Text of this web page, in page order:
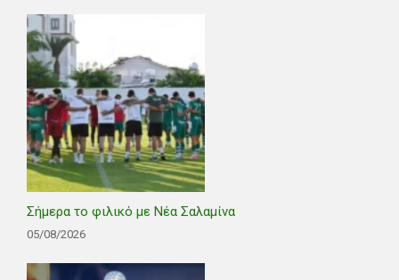
Σήμερα το φιλικό με Νέα Σαλαμίνα
05/08/2026